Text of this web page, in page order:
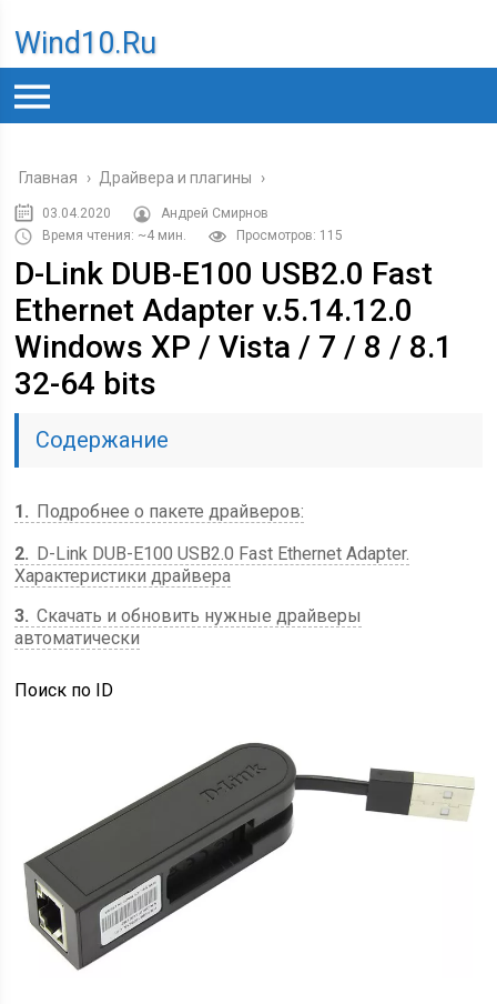
Wind10.ru
Главная › Драйвера и плагины ›
03.04.2020
Андрей Смирнов
Время чтения: ~4 мин.
Просмотров: 115
D-Link DUB-E100 USB2.0 Fast
Ethernet Adapter v.5.14.12.0
Windows XP / Vista / 7 / 8 / 8.1
32-64 bits
Содержание
1
Подробнее о пакете драйверов:
2
D-Link DUB-E100 USB2.0 Fast Ethernet Adapter.
Характеристики драйвера
3 Скачать и обновить нужные драйверы
автоматически
Поиск по ID